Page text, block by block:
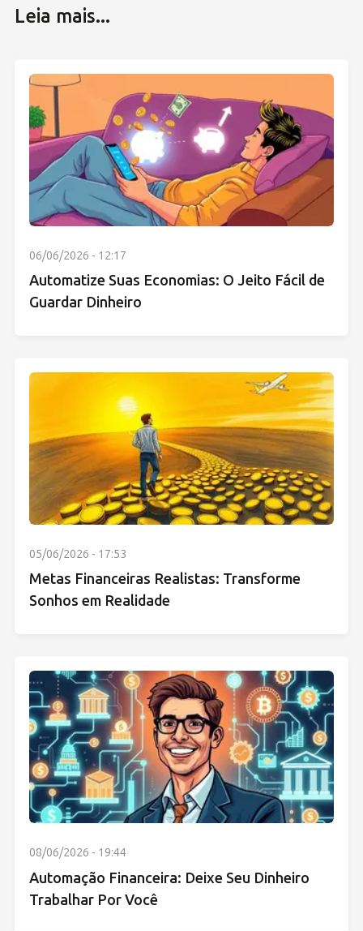
Leia mais...
06/06/2026 - 12:17
Automatize Suas Economias: O Jeito Fácil de
Guardar Dinheiro
05/06/2026 - 17:53
Metas Financeiras Realistas: Transforme
Sonhos em Realidade
08/06/2026 - 19:44
Automação Financeira: Deixe Seu Dinheiro
Trabalhar Por Você